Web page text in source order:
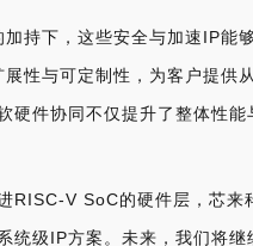
加持下，这些安全与加速IP能
性与可定制性，为客户提供
硬件协同不仅提升了整体性
RISC-V SoC的硬件层，芯来
统级IP方案。未来，我们将继